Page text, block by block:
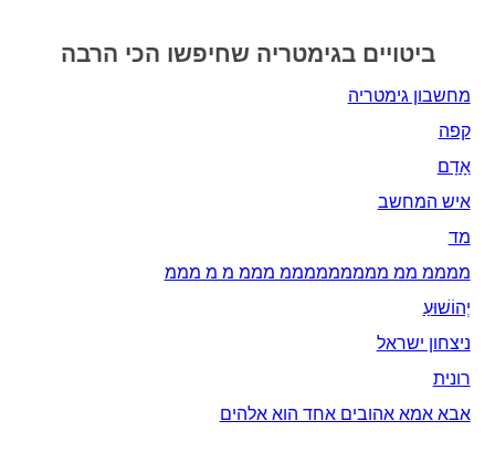
ביטויים בגימטריה שחיפשו הכי הרבה
מחשבון גימטריה
קפה
אָדָם‎
איש המחשב
מד
ממממ ממ מממממממממ מממ מ מ מממ
יְהוֹשׁוּעַ
ניצחון ישראל
רונית
אבא אמא אהובים אחד הוא אלהים